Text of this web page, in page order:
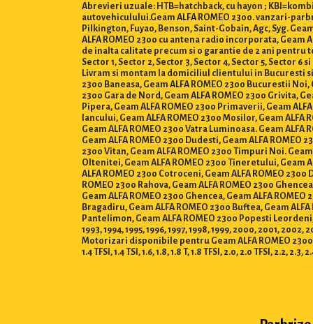
Abrevieri uzuale: HTB=hatchback, cu hayon ;
autovehiculului.Geam ALFA ROMEO 2300. vanzari-
Pilkington, Fuyao, Benson, Saint-Gobain, Agc, Syg.
ALFA ROMEO 2300 cu antena radio incorporata,
de inalta calitate precum si o garantie de 2 ani pentru
Sector 1, Sector 2, Sector 3, Sector 4, Sector 5, Sector 6 si
Livram si montam la domiciliul clientului in Bucuresti si
2300 Baneasa, Geam ALFA ROMEO 2300 Bucurestii
2300 Gara de Nord, Geam ALFA ROMEO 2300 Grivita,
Pipera, Geam ALFA ROMEO 2300 Primaverii, Geam
Iancului, Geam ALFA ROMEO 2300 Mosilor, Geam ALFA
Geam ALFA ROMEO 2300 Vatra Luminoasa. Geam ALFA
Geam ALFA ROMEO 2300 Dudesti, Geam ALFA ROMEO
2300 Vitan, Geam ALFA ROMEO 2300 Timpuri Noi.
Oltenitei, Geam ALFA ROMEO 2300 Tineretului, Geam
ALFA ROMEO 2300 Cotroceni, Geam ALFA ROMEO
ROMEO 2300 Rahova, Geam ALFA ROMEO 2300
Geam ALFA ROMEO 2300 Ghencea, Geam ALFA
Bragadiru, Geam ALFA ROMEO 2300 Buftea, Geam
Pantelimon, Geam ALFA ROMEO 2300 Popesti
1993, 1994, 1995, 1996, 1997, 1998, 1999, 2000, 2001,
Motorizari disponibile pentru Geam ALFA ROMEO 2300 : 0.8,
1.4 TFSI, 1.4 TSI, 1.6, 1.8, 1.8 T, 1.8 TFSI, 2.0, 2.0 TFSI, 2.2,